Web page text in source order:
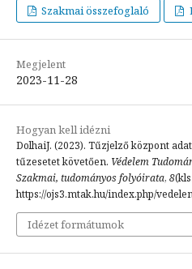
Szakmai összefoglaló
Megjelent
2023-11-28
Hogyan kell idézni
DolhaiJ. (2023). Tűzjelző központ
tűzesetet követően. Védelem
Szakmai, tudományos folyóirata, 8
https://ojs3.mtak.hu/index.php/
Idézet formátumok